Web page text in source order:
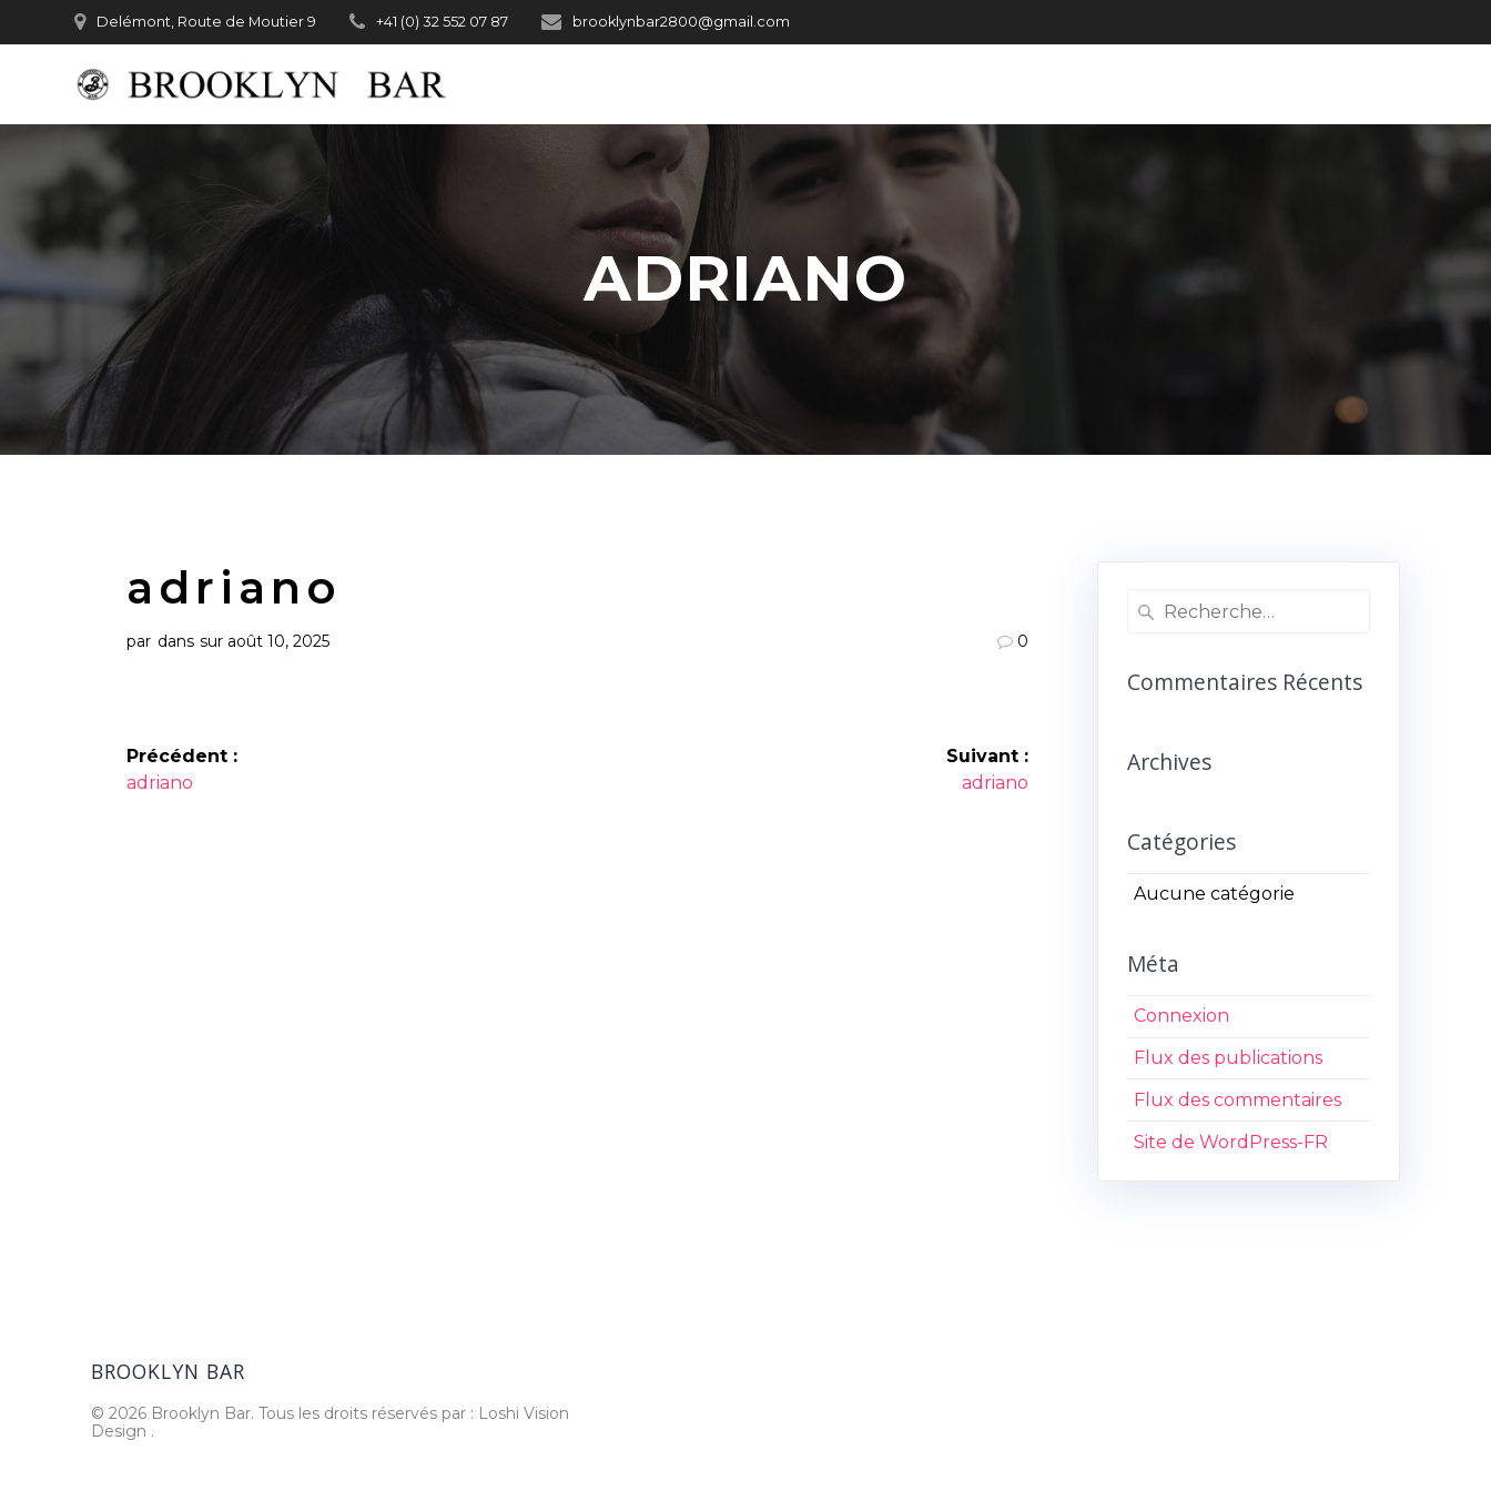
Delémont, Route de Moutier 9 +41 (0) 32 552 07 87 brooklynbar2800@gmail.com
ADRIANO
adriano
par dans sur août 10, 2025 0
Navigation
de
Précédent :
Article
adriano
Suivant :
Article
adriano
Recherche
pour
Commentaires Récents
Archives
Catégories
Aucune catégorie
Méta
Connexion
Flux des publications
Flux des commentaires
Site de WordPress-FR
BROOKLYN BAR
© 2026 Brooklyn Bar. Tous les droits réservés par : Loshi Vision
Design .